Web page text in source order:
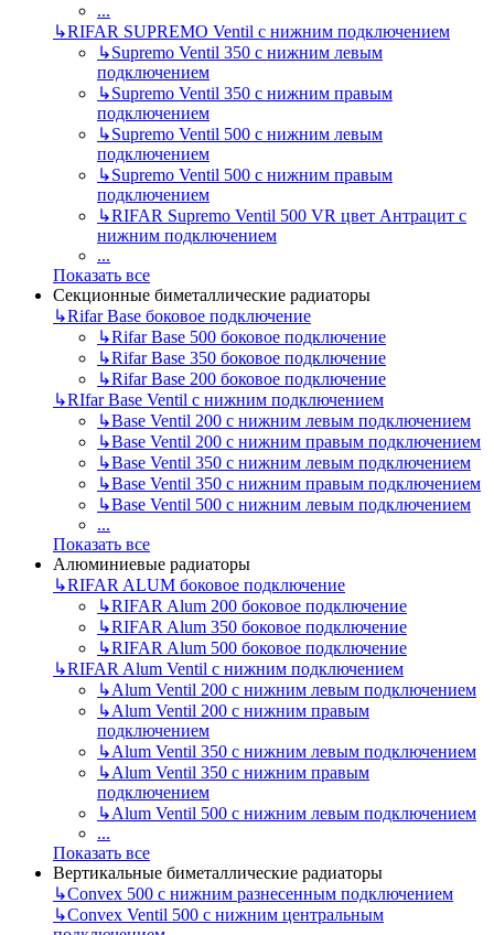
...
↳RIFAR SUPREMO Ventil с нижним подключением
↳Supremo Ventil 350 с нижним левым
подключением
↳Supremo Ventil 350 с нижним правым
подключением
↳Supremo Ventil 500 с нижним левым
подключением
↳Supremo Ventil 500 с нижним правым
подключением
↳RIFAR Supremo Ventil 500 VR цвет Антрацит с
нижним подключением
...
Показать все
Секционные биметаллические радиаторы
↳Rifar Base боковое подключение
↳Rifar Base 500 боковое подключение
↳Rifar Base 350 боковое подключение
↳Rifar Base 200 боковое подключение
↳RIfar Base Ventil с нижним подключением
↳Base Ventil 200 с нижним левым подключением
↳Base Ventil 200 с нижним правым подключением
↳Base Ventil 350 с нижним левым подключением
↳Base Ventil 350 с нижним правым подключением
↳Base Ventil 500 с нижним левым подключением
...
Показать все
Алюминиевые радиаторы
↳RIFAR ALUM боковое подключение
↳RIFAR Alum 200 боковое подключение
↳RIFAR Alum 350 боковое подключение
↳RIFAR Alum 500 боковое подключение
↳RIFAR Alum Ventil с нижним подключением
↳Alum Ventil 200 с нижним левым подключением
↳Alum Ventil 200 с нижним правым
подключением
↳Alum Ventil 350 с нижним левым подключением
↳Alum Ventil 350 с нижним правым
подключением
↳Alum Ventil 500 с нижним левым подключением
...
Показать все
Вертикальные биметаллические радиаторы
↳Convex 500 с нижним разнесенным подключением
↳Convex Ventil 500 с нижним центральным